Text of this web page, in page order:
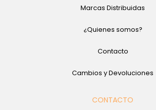
Marcas Distribuidas
¿Quienes somos?
Contacto
Cambios y Devoluciones
CONTACTO